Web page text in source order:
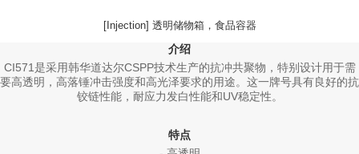
[Injection] 透明储物箱，食品容器
介绍
CI571是采用韩华道达尔CSPP技术生产的抗冲共聚物，特别设计用于需
要高透明，高落锤冲击强度和高光泽要求的用途。这一牌号具有良好的抗
铰链性能，耐应力发白性能和UV稳定性。
特点